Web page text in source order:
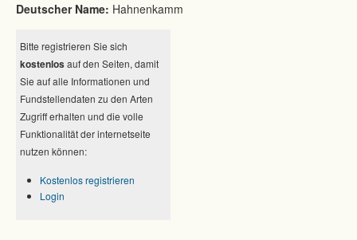
Deutscher Name: Hahnenkamm
Bitte registrieren Sie sich
kostenlos auf den Seiten, damit
Sie auf alle Informationen und
Fundstellendaten zu den Arten
Zugriff erhalten und die volle
Funktionalität der internetseite
nutzen können:
Kostenlos registrieren
Login